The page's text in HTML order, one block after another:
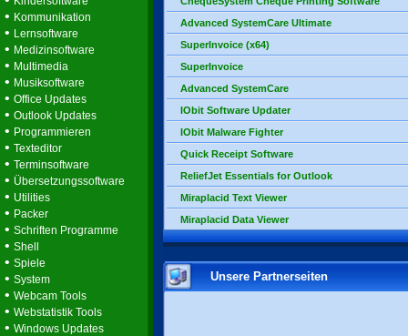
• Kommunikation
• Lernsoftware
• Medizinsoftware
• Multimedia
• Musiksoftware
• Office Updates
• Outlook Updates
• Programmieren
• Texteditor
• Terminsoftware
• Übersetzungssoftware
• Utilities
• Packer
• Schriften Programme
• Shell
• Spiele
• System
• Webcam Tools
• Webstatistik Tools
• Windows Updates
Advanced SystemCare Ultimate
SuperInvoice (x64)
SuperInvoice
Advanced SystemCare
IObit Software Updater
IObit Malware Fighter
Quick Receipt Software
ReliefJet Essentials for Outlook
Miraplacid Text Viewer
Miraplacid Data Viewer
Unsere Partnerseiten